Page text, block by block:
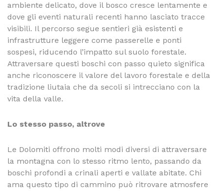
ambiente delicato, dove il bosco cresce lentamente e
dove gli eventi naturali recenti hanno lasciato tracce
visibili. Il percorso segue sentieri già esistenti e
infrastrutture leggere come passerelle e ponti
sospesi, riducendo l’impatto sul suolo forestale.
Attraversare questi boschi con passo quieto significa
anche riconoscere il valore del lavoro forestale e della
tradizione liutaia che da secoli si intrecciano con la
vita della valle.
Lo stesso passo, altrove
Le Dolomiti offrono molti modi diversi di attraversare
la montagna con lo stesso ritmo lento, passando da
boschi profondi a crinali aperti e vallate abitate. Chi
ama questo tipo di cammino può ritrovare atmosfere